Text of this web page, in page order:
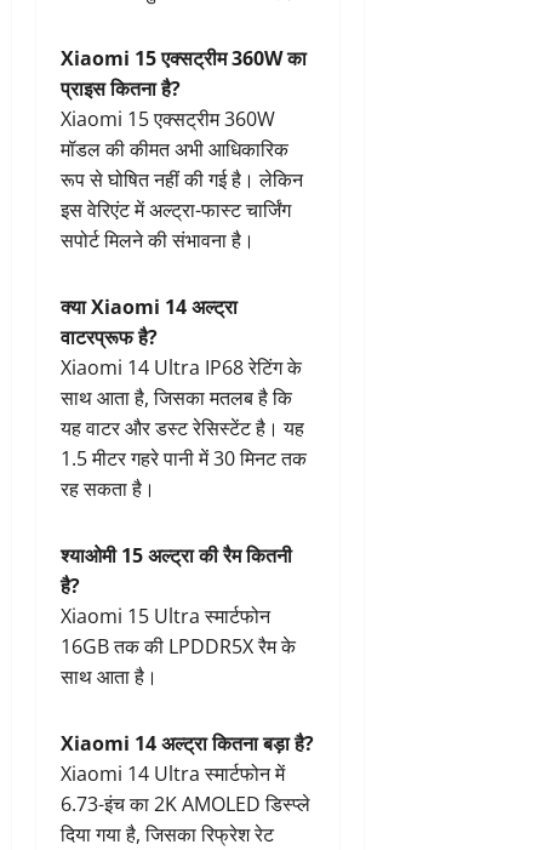
Xiaomi 15 एक्सट्रीम 360W का
प्राइस कितना है?
Xiaomi 15 एक्सट्रीम 360W
मॉडल की कीमत अभी आधिकारिक
रूप से घोषित नहीं की गई है। लेकिन
इस वेरिएंट में अल्ट्रा-फास्ट चार्जिंग
सपोर्ट मिलने की संभावना है।
क्या Xiaomi 14 अल्ट्रा
वाटरप्रूफ है?
Xiaomi 14 Ultra IP68 रेटिंग के
साथ आता है, जिसका मतलब है कि
यह वाटर और डस्ट रेसिस्टेंट है। यह
1.5 मीटर गहरे पानी में 30 मिनट तक
रह सकता है।
श्याओमी 15 अल्ट्रा की रैम कितनी
है?
Xiaomi 15 Ultra स्मार्टफोन
16GB तक की LPDDR5X रैम के
साथ आता है।
Xiaomi 14 अल्ट्रा कितना बड़ा है?
Xiaomi 14 Ultra स्मार्टफोन में
6.73-इंच का 2K AMOLED डिस्प्ले
दिया गया है, जिसका रिफ्रेश रेट